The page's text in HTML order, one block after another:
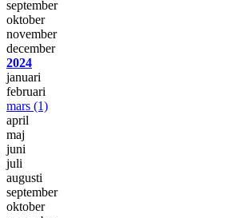
september
oktober
november
december
2024
januari
februari
mars (1)
april
maj
juni
juli
augusti
september
oktober